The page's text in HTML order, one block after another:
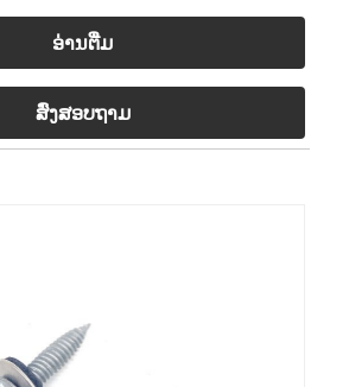
ອ່ານ​ຕື່ມ
ສົ່ງສອບຖາມ